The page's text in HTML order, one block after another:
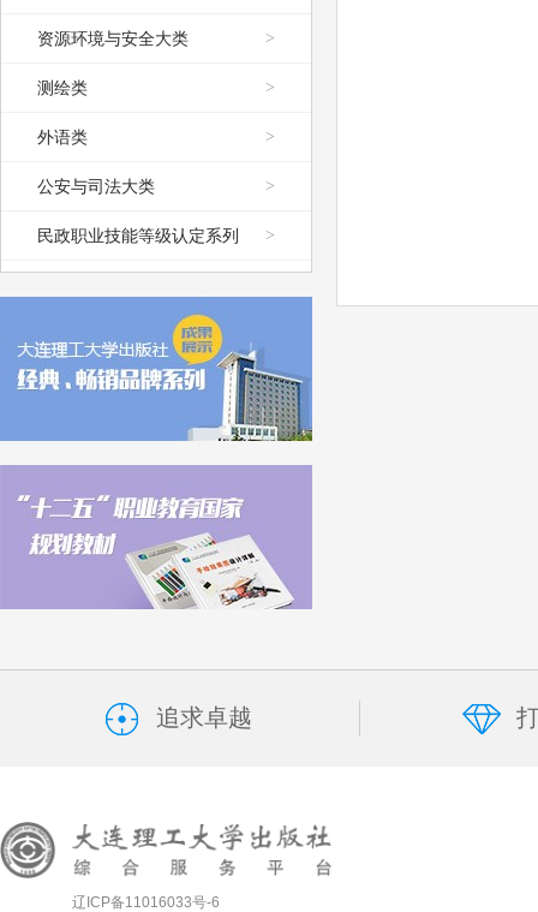
资源环境与安全大类 >
测绘类 >
外语类 >
公安与司法大类 >
民政职业技能等级认定系列 >
追求卓越
辽ICP备11016033号-6